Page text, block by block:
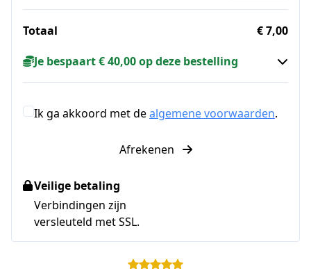
Totaal
€ 7,00
Je bespaart € 40,00 op deze bestelling
Ik ga akkoord met dealgemene voorwaarden.
Afrekenen
Veilige betaling
Verbindingen zijn
versleuteld met SSL.